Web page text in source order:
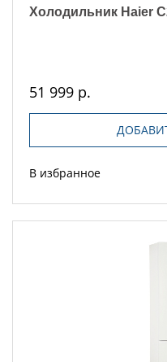
Холодильник Haier
51 999 р.
В избранное